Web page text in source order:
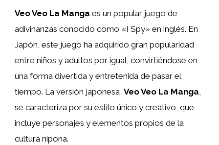
Veo Veo La Manga es un popular juego de
adivinanzas conocido como «I Spy» en inglés. En
Japón, este juego ha adquirido gran popularidad
entre niños y adultos por igual, convirtiéndose en
una forma divertida y entretenida de pasar el
tiempo. La versión japonesa, Veo Veo La Manga,
se caracteriza por su estilo único y creativo, que
incluye personajes y elementos propios de la
cultura nipona.